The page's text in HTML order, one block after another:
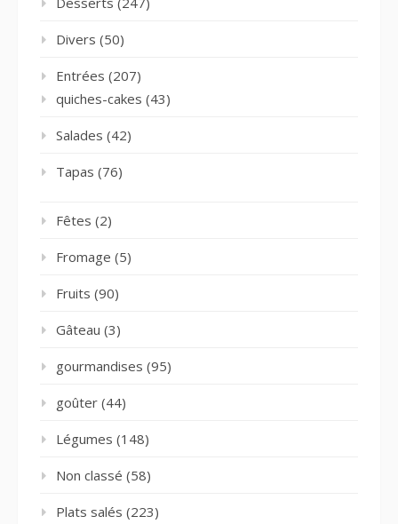
Divers (50)
Entrées (207)
quiches-cakes (43)
Salades (42)
Tapas (76)
Fêtes (2)
Fromage (5)
Fruits (90)
Gâteau (3)
gourmandises (95)
goûter (44)
Légumes (148)
Non classé (58)
Plats salés (223)